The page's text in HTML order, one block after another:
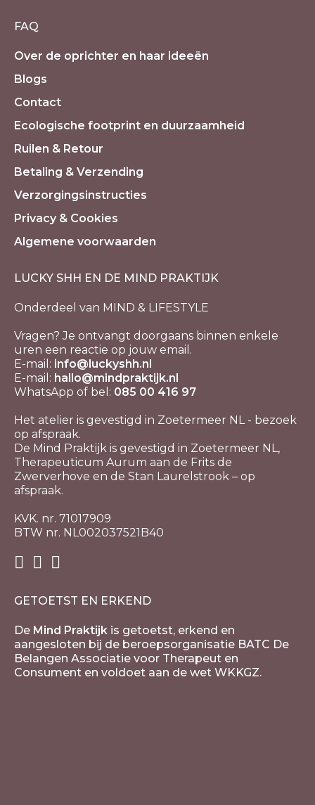
FAQ
Over de oprichter en haar ideeën
Blogs
Contact
Ecologische footprint en duurzaamheid
Ruilen & Retour
Betaling & Verzending
Verzorgingsinstructies
Privacy & Cookies
Algemene voorwaarden
LUCKY SHH EN DE MIND PRAKTIJK
Onderdeel van MIND & LIFESTYLE
Vragen? Je ontvangt doorgaans binnen enkele
uren een reactie op jouw email.
E-mail: info@luckyshh.nl
E-mail: hallo@mindpraktijk.nl
WhatsApp of bel: 085 00 416 97
Het atelier is gevestigd in Zoetermeer NL - bezoek
op afspraak.
De Mind Praktijk is gevestigd in Zoetermeer NL,
Therapeuticum Aurum aan de Frits de
Zwerverhove en de Stan Laurelstrook – op
afspraak.
KVK. nr. 71017909
BTW nr. NL002037521B40
GETOETST EN ERKEND
De Mind Praktijk is getoetst, erkend en
aangesloten bij de beroepsorganisatie BATC De
Belangen Associatie voor Therapeut en
Consument en voldoet aan de wet WKKGZ.